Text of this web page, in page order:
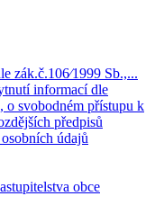
zák.č.106⁄1999 Sb.,...
informací dle
o svobodném přístupu k
předpisů
údajů
obce